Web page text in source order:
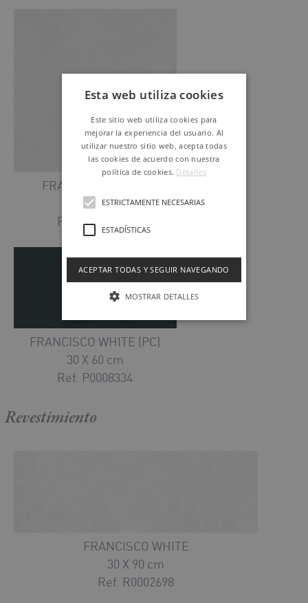
FRANCISCO WHITE
60 X 60 cm
Ref. P0007386
FRANCISCO WHITE (PC)
30 X 60 cm
Ref. P0008334
Revestimiento
FRANCISCO WHITE
30 X 90 cm
Ref. R0002698
Esta web utiliza cookies
Este sitio web utiliza cookies para
mejorar la experiencia del usuario. Al
utilizar nuestro sitio web, acepta todas
las cookies de acuerdo con nuestra
política de cookies. Detalles
ESTRICTAMENTE NECESARIAS
ESTADÍSTICAS
ACEPTAR TODAS Y SEGUIR NAVEGANDO
MOSTRAR DETALLES